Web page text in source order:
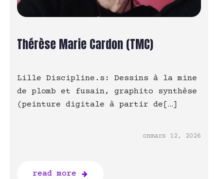
Thérèse Marie Cardon (TMC)
Lille Discipline.s: Dessins à la mine
de plomb et fusain, graphito synthèse
(peinture digitale à partir de[…]
onmars 12, 2026
read more